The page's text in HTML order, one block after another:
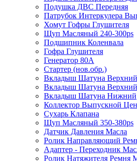
Подушка ДВС Передняя
Патрубок Интеркулера
Хомут Гофры Глушителя
Щуп Масляный 240-300ps
Подшипник Коленвала
Гофра Глушителя
Генератор 80A
Стартер (нов.обр.)
Вкладыш Шатуна Верхний
Вкладыш Шатуна Верхний
Вкладыш Шатуна Нижний
Коллектор Выпускной
Сухарь Клапана
Щуп Масляный 350-380ps
Датчик Давления Масла
Ролик Направляющий
Адаптер - Переходник
Ролик Натяжителя Ремня